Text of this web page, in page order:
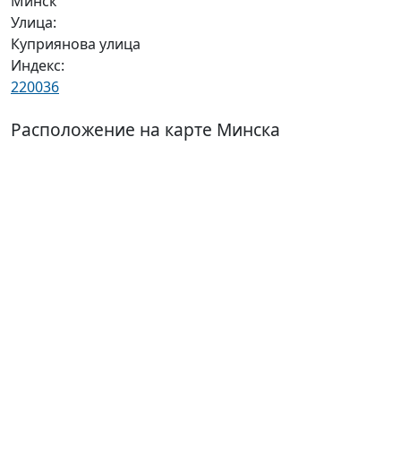
Улица:
Куприянова улица
Индекс:
220036
Расположение на карте Минска